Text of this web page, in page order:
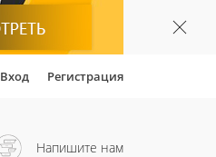
Вход Регистрация
Напишите нам